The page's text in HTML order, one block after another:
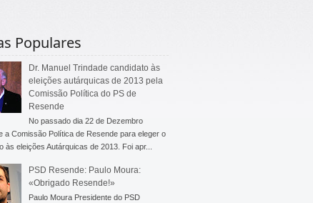
Populares
Dr. Manuel Trindade candidato às
eleições autárquicas de 2013 pela
Comissão Política do PS de
Resende
No passado dia 22 de Dezembro
a Comissão Política de Resende para eleger o
às eleições Autárquicas de 2013. Foi apr...
PSD Resende: Paulo Moura:
«Obrigado Resende!»
Paulo Moura Presidente do PSD